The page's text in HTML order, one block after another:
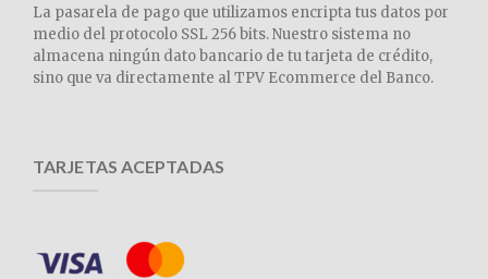
La pasarela de pago que utilizamos encripta tus datos por
medio del protocolo SSL 256 bits. Nuestro sistema no
almacena ningún dato bancario de tu tarjeta de crédito,
sino que va directamente al TPV Ecommerce del Banco.
TARJETAS ACEPTADAS